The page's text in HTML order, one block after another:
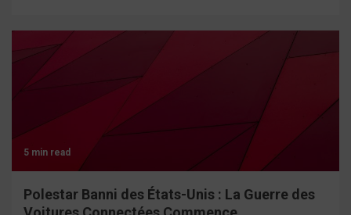
5 min read
Polestar Banni des États-Unis : La Guerre des